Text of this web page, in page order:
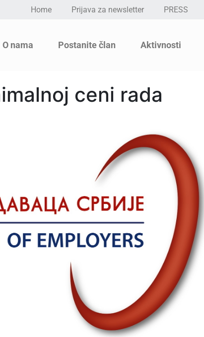
Home Prijava za newsletter PRESS
O nama Postanite član Aktivnosti
ceni rada